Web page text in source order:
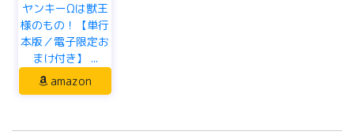
ヤンキーΩは獣王
様のもの！【単行
本版／電子限定お
まけ付き】 ...
amazon